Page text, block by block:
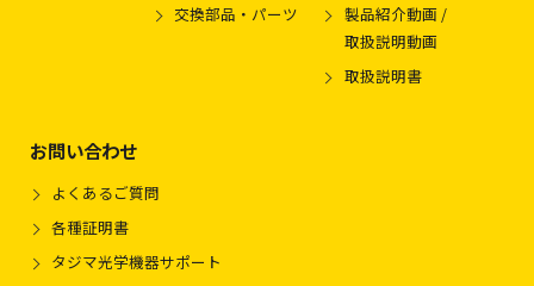
交換部品・パーツ
製品紹介動画 /
取扱説明動画
取扱説明書
お問い合わせ
よくあるご質問
各種証明書
タジマ光学機器サポート